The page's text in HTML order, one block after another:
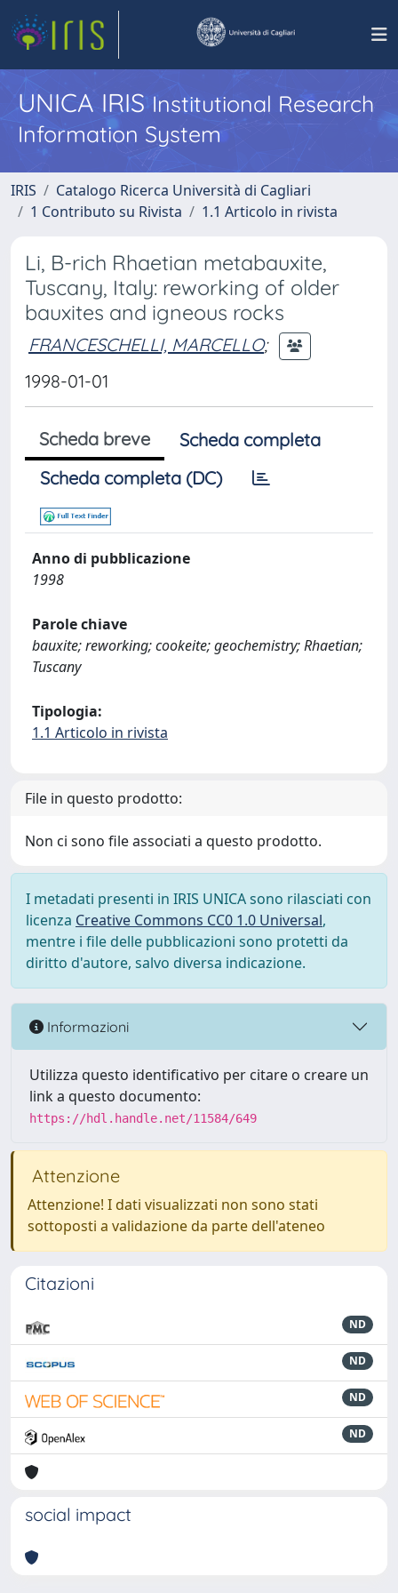
UNICA IRISInstitutional Research
Information System
IRIS
Catalogo Ricerca Università di Cagliari
1 Contributo su Rivista
1.1 Articolo in rivista
Li, B-rich Rhaetian metabauxite,
Tuscany, Italy: reworking of older
bauxites and igneous rocks
FRANCESCHELLI, MARCELLO;
1998-01-01
Scheda breve
Scheda completa
Scheda completa (DC)
Anno di pubblicazione
1998
Parole chiave
bauxite; reworking; cookeite; geochemistry; Rhaetian;
Tuscany
Tipologia:
1.1 Articolo in rivista
File in questo prodotto:
Non ci sono file associati a questo prodotto.
I metadati presenti in IRIS UNICA sono rilasciati con
licenza Creative Commons CC0 1.0 Universal,
mentre i file delle pubblicazioni sono protetti da
diritto d'autore, salvo diversa indicazione.
Informazioni
Utilizza questo identificativo per citare o creare un
link a questo documento:
https://hdl.handle.net/11584/649
Attenzione
Attenzione! I dati visualizzati non sono stati
sottoposti a validazione da parte dell'ateneo
Citazioni
ND
ND
ND
ND
social impact